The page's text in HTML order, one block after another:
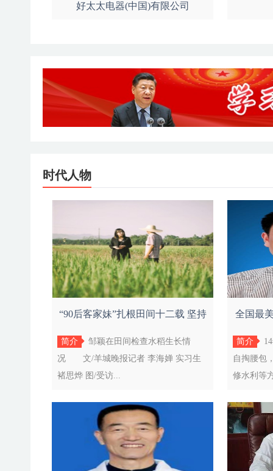
好太太电器(中国)有限公司
时代人物
“90后客家妹”扎根田间十二载 坚持
绿色
简介
邹颖在田间检查水稻生长情
况 文/羊城晚报记者 李海婵 实习生
褚思烨 图/受访...
全国最
简介
自掏腰包
修水利等